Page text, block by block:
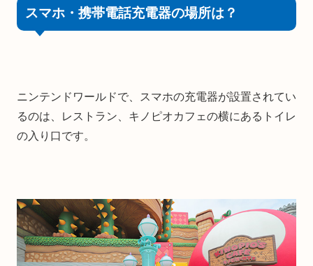
スマホ・携帯電話充電器の場所は？
ニンテンドワールドで、スマホの充電器が設置されてい
るのは、レストラン、キノピオカフェの横にあるトイレ
の入り口です。